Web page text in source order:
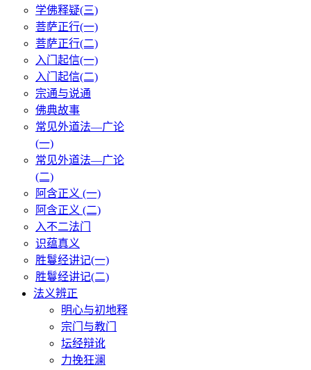
学佛释疑(三)
菩萨正行(一)
菩萨正行(二)
入门起信(一)
入门起信(二)
宗通与说通
佛典故事
常见外道法—广论
(一)
常见外道法—广论
(二)
阿含正义 (一)
阿含正义 (二)
入不二法门
识蕴真义
胜鬘经讲记(一)
胜鬘经讲记(二)
法义辨正
明心与初地释
宗门与教门
坛经辩讹
力挽狂澜